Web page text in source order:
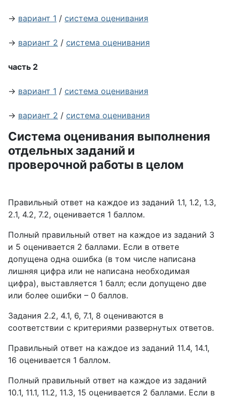
→ вариант 1 / система оценивания
→ вариант 2 / система оценивания
часть 2
→ вариант 1 / система оценивания
→ вариант 2 / система оценивания
Система оценивания выполнения
отдельных заданий и
проверочной работы в целом
Правильный ответ на каждое из заданий 1.1, 1.2, 1.3,
2.1, 4.2, 7.2, оценивается 1 баллом.
Полный правильный ответ на каждое из заданий 3
и 5 оценивается 2 баллами. Если в ответе
допущена одна ошибка (в том числе написана
лишняя цифра или не написана необходимая
цифра), выставляется 1 балл; если допущено две
или более ошибки – 0 баллов.
Задания 2.2, 4.1, 6, 7.1, 8 оцениваются в
соответствии с критериями развернутых ответов.
Правильный ответ на каждое из заданий 11.4, 14.1,
16 оценивается 1 баллом.
Полный правильный ответ на каждое из заданий
10.1, 11.1, 11.2, 11.3, 15 оценивается 2 баллами. Если в